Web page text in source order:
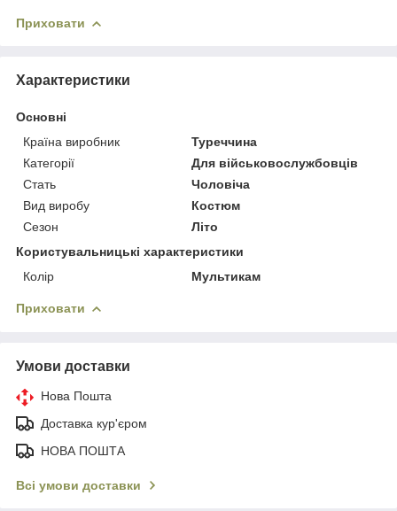
Приховати
Характеристики
Основні
Країна виробник
Туреччина
Категорії
Для військовослужбовців
Стать
Чоловіча
Вид виробу
Костюм
Сезон
Літо
Користувальницькі характеристики
Колір
Мультикам
Приховати
Умови доставки
Нова Пошта
Доставка кур'єром
НОВА ПОШТА
Всі умови доставки